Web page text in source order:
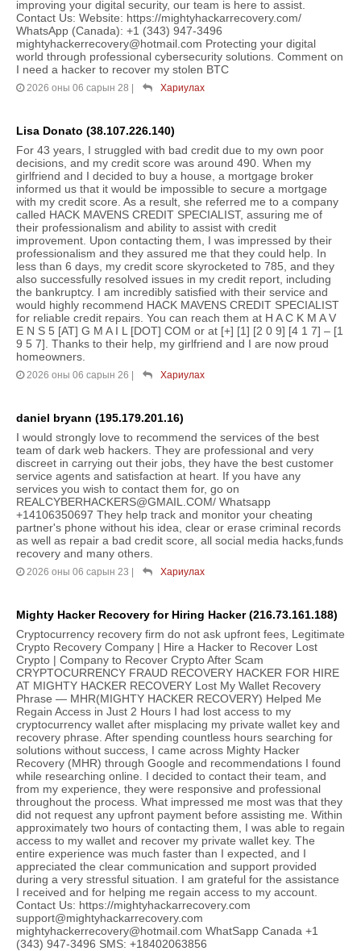
improving your digital security, our team is here to assist.
Contact Us: Website: https://mightyhackarrecovery.com/
WhatsApp (Canada): +1 (343) 947-3496
mightyhackerrecovery@hotmail.com Protecting your digital
world through professional cybersecurity solutions. Comment on
I need a hacker to recover my stolen BTC
2026 оны 06 сарын 28 | Хариулах
Lisa Donato (38.107.226.140)
For 43 years, I struggled with bad credit due to my own poor
decisions, and my credit score was around 490. When my
girlfriend and I decided to buy a house, a mortgage broker
informed us that it would be impossible to secure a mortgage
with my credit score. As a result, she referred me to a company
called HACK MAVENS CREDIT SPECIALIST, assuring me of
their professionalism and ability to assist with credit
improvement. Upon contacting them, I was impressed by their
professionalism and they assured me that they could help. In
less than 6 days, my credit score skyrocketed to 785, and they
also successfully resolved issues in my credit report, including
the bankruptcy. I am incredibly satisfied with their service and
would highly recommend HACK MAVENS CREDIT SPECIALIST
for reliable credit repairs. You can reach them at H A C K M A V
E N S 5 [AT] G M A I L [DOT] COM or at [+] [1] [2 0 9] [4 1 7] – [1
9 5 7]. Thanks to their help, my girlfriend and I are now proud
homeowners.
2026 оны 06 сарын 26 | Хариулах
daniel bryann (195.179.201.16)
I would strongly love to recommend the services of the best
team of dark web hackers. They are professional and very
discreet in carrying out their jobs, they have the best customer
service agents and satisfaction at heart. If you have any
services you wish to contact them for, go on
REALCYBERHACKERS@GMAIL.COM/ Whatsapp
+14106350697 They help track and monitor your cheating
partner's phone without his idea, clear or erase criminal records
as well as repair a bad credit score, all social media hacks,funds
recovery and many others.
2026 оны 06 сарын 23 | Хариулах
Mighty Hacker Recovery for Hiring Hacker (216.73.161.188)
Cryptocurrency recovery firm do not ask upfront fees, Legitimate
Crypto Recovery Company | Hire a Hacker to Recover Lost
Crypto | Company to Recover Crypto After Scam
CRYPTOCURRENCY FRAUD RECOVERY HACKER FOR HIRE
AT MIGHTY HACKER RECOVERY Lost My Wallet Recovery
Phrase — MHR(MIGHTY HACKER RECOVERY) Helped Me
Regain Access in Just 2 Hours I had lost access to my
cryptocurrency wallet after misplacing my private wallet key and
recovery phrase. After spending countless hours searching for
solutions without success, I came across Mighty Hacker
Recovery (MHR) through Google and recommendations I found
while researching online. I decided to contact their team, and
from my experience, they were responsive and professional
throughout the process. What impressed me most was that they
did not request any upfront payment before assisting me. Within
approximately two hours of contacting them, I was able to regain
access to my wallet and recover my private wallet key. The
entire experience was much faster than I expected, and I
appreciated the clear communication and support provided
during a very stressful situation. I am grateful for the assistance
I received and for helping me regain access to my account.
Contact Us: https://mightyhackarrecovery.com
support@mightyhackarrecovery.com
mightyhackerrecovery@hotmail.com WhatSapp Canada +1
(343) 947-3496 SMS: +18402063856